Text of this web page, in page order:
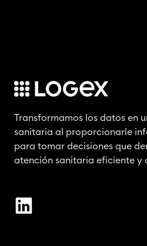
Transformamos los datos en
sanitaria al proporcionarle
para tomar decisiones que
atención sanitaria eficiente y